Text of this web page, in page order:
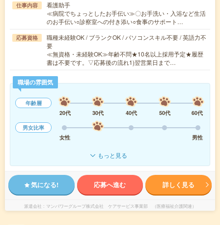
仕事内容
看護助手
≪病院でちょっとしたお手伝い≫〇お手洗い・入浴など生活
のお手伝い○診察室への付き添い○食事のサポート…
応募資格
職種未経験OK / ブランクOK / パソコンスキル不要 / 英語力不
要
≪無資格・未経験OK≫年齢不問★10名以上採用予定★履歴
書は不要です。▽応募後の流れ1)翌営業日まで…
職場の雰囲気
年齢層
20代
30代 40代 50代
60代
男女比率
女性
男性
もっと見る
気になる! 応募へ進む 詳しく見る
派遣会社 マンパワーグループ株式会社 ケアサービス事業部 （医療福祉介護関連）